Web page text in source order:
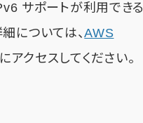
サポートが利用できる
については、AWS
にアクセスしてください。